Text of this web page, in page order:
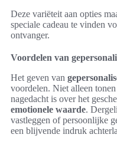
Deze variëteit aan opties
speciale cadeau te vinden
ontvanger.
Voordelen van
Het geven van
voordelen. Niet alleen tonen
nagedacht is over het
emotionele waarde.
vastleggen of persoonlijke
een blijvende indruk